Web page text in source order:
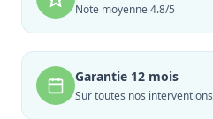
Note moyenne 4.8/5
Garantie 12 mois
Sur toutes nos interventions